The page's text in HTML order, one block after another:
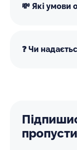
💸 Які умови
❓ Чи